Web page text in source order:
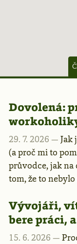
–
1
Dovolená:
29. 7. 2026 — Jak
(a proč mi to
průvodce, jak
tom, že to nebylo
Vývojáři,
bere práci,
15. 6. 2026 —